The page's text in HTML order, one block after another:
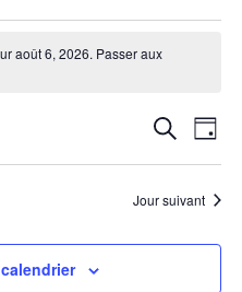
août 6, 2026. Passer aux
de
vues
Recherche
de
Jour
Jour suivant